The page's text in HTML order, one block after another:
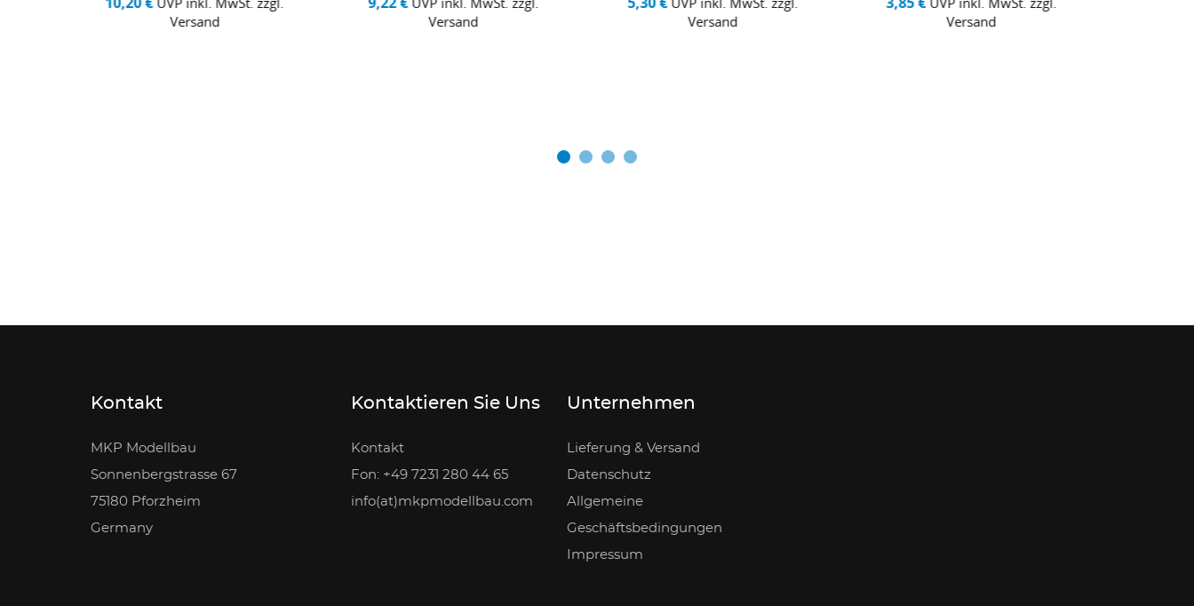
Versand
Versand
Versand
Versand
Kontakt
MKP Modellbau
Sonnenbergstrasse 67
75180 Pforzheim
Germany
Kontaktieren Sie Uns
Kontakt
Fon: +49 7231 280 44 65
info(at)mkpmodellbau.com
Unternehmen
Lieferung & Versand
Datenschutz
Allgemeine
Geschäftsbedingungen
Impressum